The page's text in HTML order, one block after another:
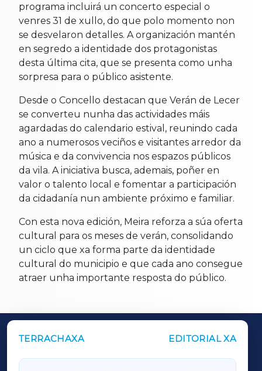
programa incluirá un concerto especial o
venres 31 de xullo, do que polo momento non
se desvelaron detalles. A organización mantén
en segredo a identidade dos protagonistas
desta última cita, que se presenta como unha
sorpresa para o público asistente.
Desde o Concello destacan que Verán de Lecer
se converteu nunha das actividades máis
agardadas do calendario estival, reunindo cada
ano a numerosos veciños e visitantes arredor da
música e da convivencia nos espazos públicos
da vila. A iniciativa busca, ademais, poñer en
valor o talento local e fomentar a participación
da cidadanía nun ambiente próximo e familiar.
Con esta nova edición, Meira reforza a súa oferta
cultural para os meses de verán, consolidando
un ciclo que xa forma parte da identidade
cultural do municipio e que cada ano consegue
atraer unha importante resposta do público.
TERRACHAXA EDITORIAL XA
OUTROS PERIÓDICOS